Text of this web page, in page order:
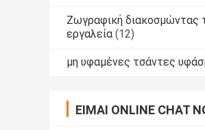
Ζωγραφική διακοσμώντας
εργαλεία (12)
μη υφαμένες τσάντες
ΕΊΜΑΙ ONLINE CHAT